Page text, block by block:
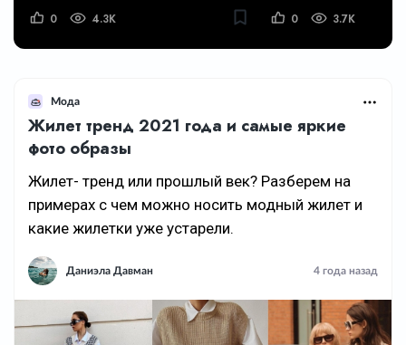
0 4.3K 0 3.7K
Мода
Жилет тренд 2021 года и самые яркие
фото образы
Жилет- тренд или прошлый век? Разберем на
примерах с чем можно носить модный жилет и
какие жилетки уже устарели.
Даниэла Давман 4 года назад